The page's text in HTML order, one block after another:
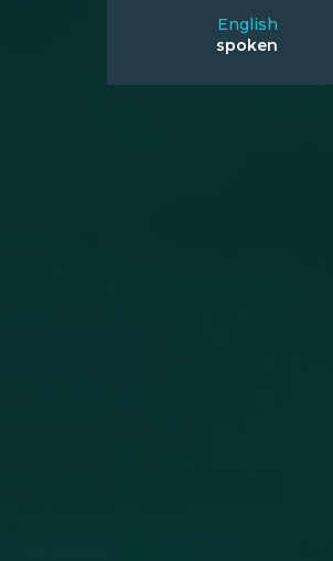
English
spoken